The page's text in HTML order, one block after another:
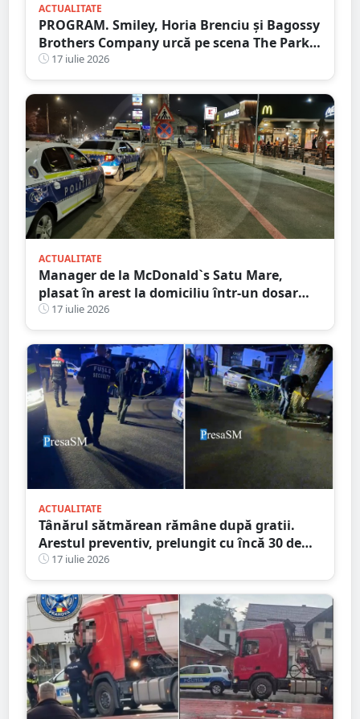
ACTUALITATE
PROGRAM. Smiley, Horia Brenciu și Bagossy
Brothers Company urcă pe scena The Park
Festival. Trei zile de concerte la Carei
17 iulie 2026
ACTUALITATE
Manager de la McDonald`s Satu Mare,
plasat în arest la domiciliu într-un dosar
DIICOT de trafic de droguri
17 iulie 2026
ACTUALITATE
Tânărul sătmărean rămâne după gratii.
Arestul preventiv, prelungit cu încă 30 de
zile în dosarul morții de la Ștrandul Satu
Mare
17 iulie 2026